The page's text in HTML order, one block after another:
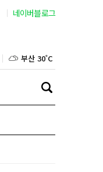
네이버블로그
서울 37˚C
대구 33˚C